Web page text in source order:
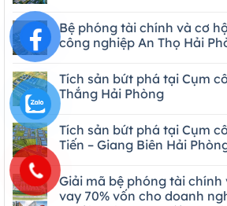
Bệ phóng tài chính và cơ
công nghiệp An Thọ Hải
Tích sản bứt phá tại Cụm
Thắng Hải Phòng
Tích sản bứt phá tại Cụm
Tiến – Giang Biên Hải
Giải mã bệ phóng tài
vay 70% vốn cho doanh